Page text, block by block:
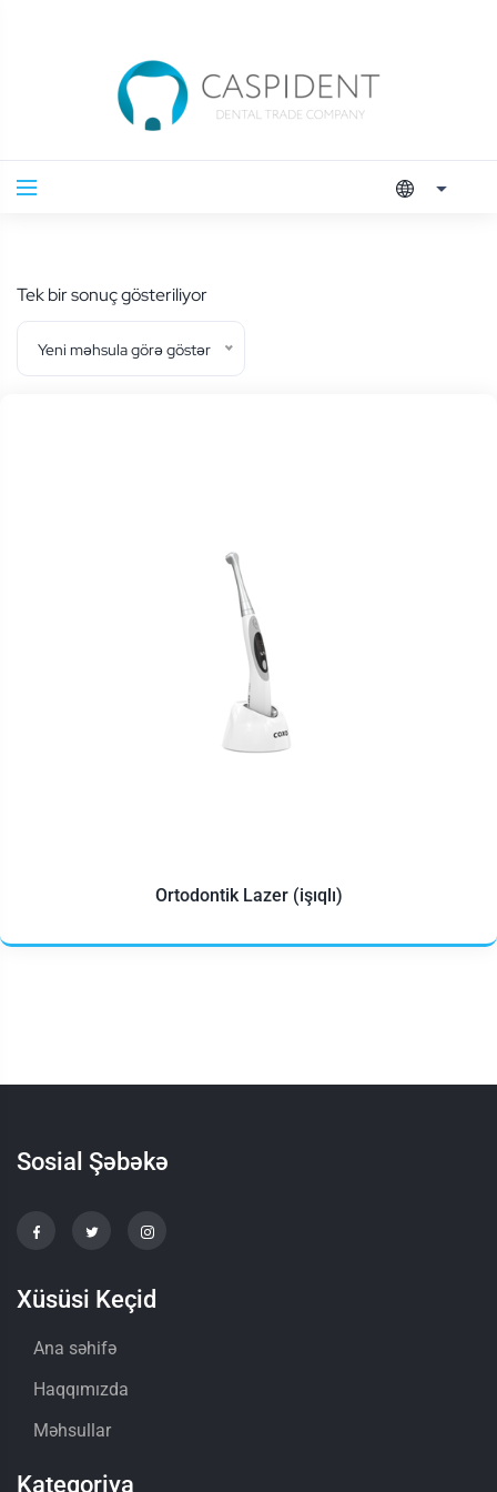
Tek bir sonuç gösteriliyor
Yeni məhsula görə göstər
Ortodontik Lazer (işıqlı)
Sosial Şəbəkə
Xüsüsi Keçid
Ana səhifə
Haqqımızda
Məhsullar
Kateqoriya